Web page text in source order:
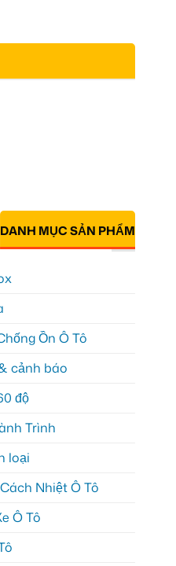
DANH MỤC SẢN PHẨM
Ồn Ô Tô
cảnh báo
độ
Trình
loại
Nhiệt Ô Tô
Ô Tô